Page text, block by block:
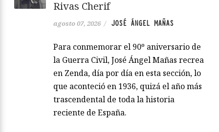
Rivas Cherif
agosto 07, 2026 / JOSÉ ÁNGEL MAÑAS
Para conmemorar el 90º aniversario de
la Guerra Civil, José Ángel Mañas recrea
en Zenda, día por día en esta sección, lo
que aconteció en 1936, quizá el año más
trascendental de toda la historia
reciente de España.